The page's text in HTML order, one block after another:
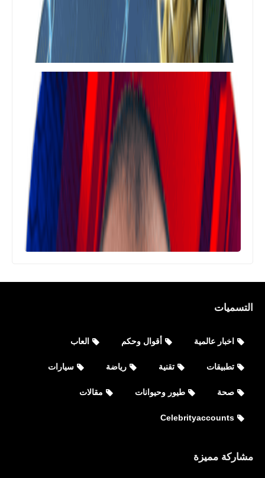
CHAMPIONS CLUB‏ للأيفون والأندرويد
العاب
تحميل لعبة Battlefield Mobile للأندرويد
APK من taptap
تحميل لعبة Free Fire MAX 2.80.0
لأجهزة للأيفون والأندرويد التحديث الجديد
التسميات
اخبار عالمية أقوال وحكم العاب
تطبيقات تقنية رياضة سيارات
صحة طيور وحيوانات مقالات
Celebrityaccounts
مشاركة مميزة